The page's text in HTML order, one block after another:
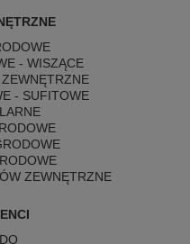
- WISZĄCE
- SUFITOWE
ZEWNĘTRZNE